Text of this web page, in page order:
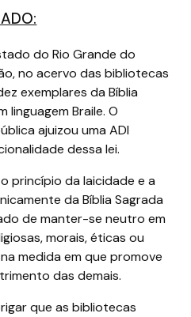
do Rio Grande do
no acervo das bibliotecas
exemplares da Bíblia
linguagem Braile. O
ajuizou uma ADI
dessa lei.
princípio da laicidade e a
da Bíblia Sagrada
de manter-se neutro em
morais, éticas ou
medida em que promove
das demais.
que as bibliotecas